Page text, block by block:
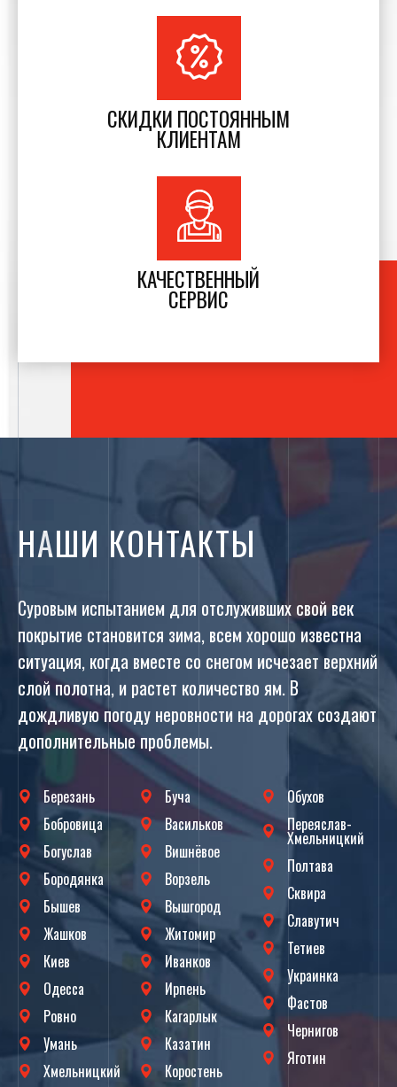
СКИДКИ ПОСТОЯННЫМ
КЛИЕНТАМ
КАЧЕСТВЕННЫЙ
СЕРВИС
НАШИ КОНТАКТЫ
Суровым испытанием для отслуживших свой век
покрытие становится зима, всем хорошо известна
ситуация, когда вместе со снегом исчезает верхний
слой полотна, и растет количество ям. В
дождливую погоду неровности на дорогах создают
дополнительные проблемы.
Березань
Бобровица
Богуслав
Бородянка
Бышев
Жашков
Киев
Одесса
Ровно
Умань
Хмельницкий
Буча
Васильков
Вишнёвое
Ворзель
Вышгород
Житомир
Иванков
Ирпень
Кагарлык
Казатин
Коростень
Обухов
Переяслав-
Хмельницкий
Полтава
Сквира
Славутич
Тетиев
Украинка
Фастов
Чернигов
Яготин